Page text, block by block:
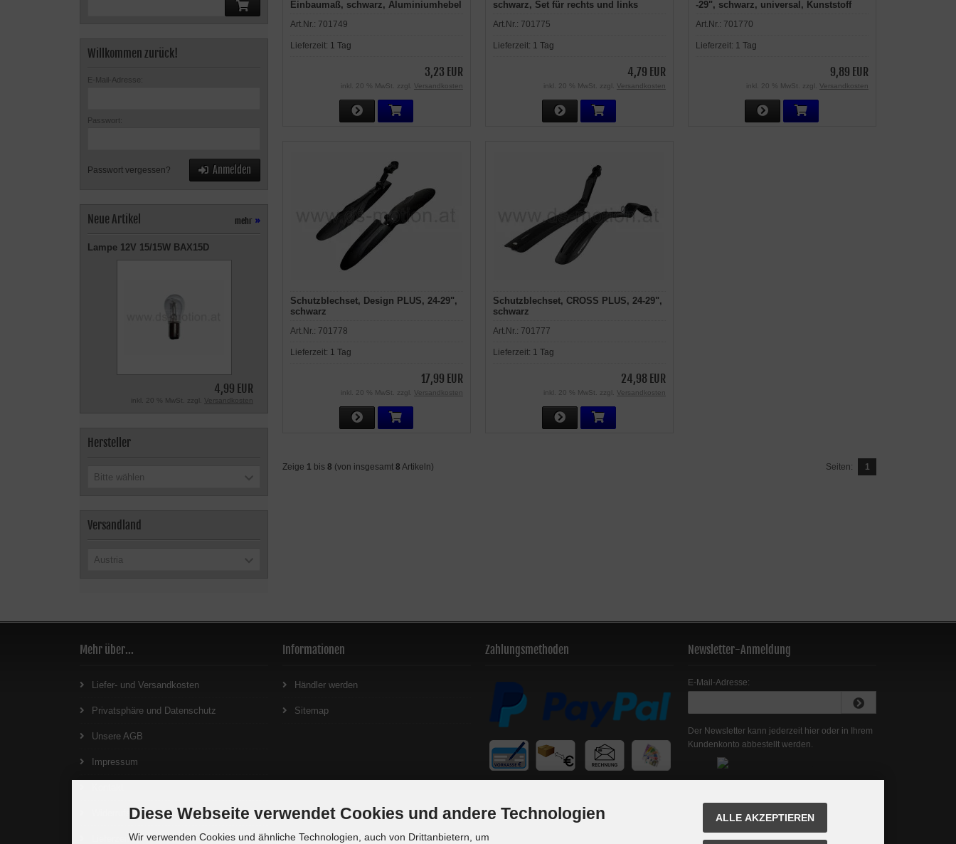
Einbaumaß, schwarz, Aluminiumhebel
Art.Nr.: 701749
Lieferzeit: 1 Tag
3,23 EUR
inkl. 20 % MwSt. zzgl. Versandkosten
schwarz, Set für rechts und links
Art.Nr.: 701775
Lieferzeit: 1 Tag
4,79 EUR
inkl. 20 % MwSt. zzgl. Versandkosten
-29", schwarz, universal, Kunststoff
Art.Nr.: 701770
Lieferzeit: 1 Tag
9,89 EUR
inkl. 20 % MwSt. zzgl. Versandkosten
Schutzblechset, Design PLUS, 24-29",
schwarz
Art.Nr.: 701778
Lieferzeit: 1 Tag
17,99 EUR
inkl. 20 % MwSt. zzgl. Versandkosten
Schutzblechset, CROSS PLUS, 24-29",
schwarz
Art.Nr.: 701777
Lieferzeit: 1 Tag
24,98 EUR
inkl. 20 % MwSt. zzgl. Versandkosten
Zeige 1 bis 8 (von insgesamt 8 Artikeln) Seiten: 1
Willkommen zurück!
E-Mail-Adresse:
Passwort:
Passwort vergessen? Anmelden
Neue Artikel mehr »
Lampe 12V 15/15W BAX15D
4,99 EUR
inkl. 20 % MwSt. zzgl. Versandkosten
Hersteller
Bitte wählen
Versandland
Austria
Mehr über...
Liefer- und Versandkosten
Privatsphäre und Datenschutz
Unsere AGB
Impressum
Widerrufsrecht
Lieferzeit
Informationen
Händler werden
Sitemap
Zahlungsmethoden Newsletter-Anmeldung
E-Mail-Adresse:
Der Newsletter kann jederzeit hier oder in Ihrem
Kundenkonto abbestellt werden.
Diese Webseite verwendet Cookies und andere Technologien
Wir verwenden Cookies und ähnliche Technologien, auch von Drittanbietern, um
ALLE AKZEPTIEREN